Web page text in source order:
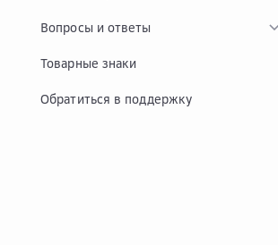
Вопросы и ответы
Товарные знаки
Обратиться в поддержку